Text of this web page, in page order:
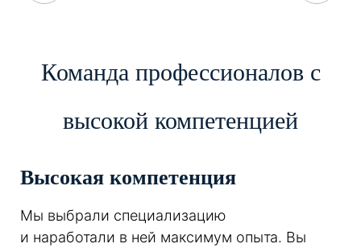
Команда профессионалов с
высокой компетенцией
Высокая компетенция
Мы выбрали специализацию
и наработали в ней максимум опыта. Вы